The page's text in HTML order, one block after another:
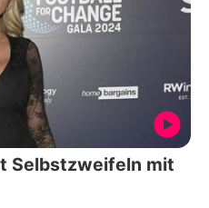
Selbstzweifeln mit